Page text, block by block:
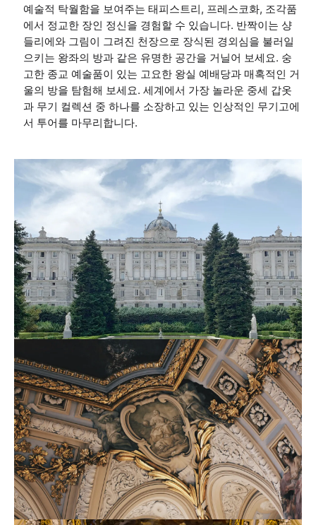
예술적 탁월함을 보여주는 태피스트리, 프레스코화, 조각품
에서 정교한 장인 정신을 경험할 수 있습니다. 반짝이는 샹
들리에와 그림이 그려진 천장으로 장식된 경외심을 불러일
으키는 왕좌의 방과 같은 유명한 공간을 거닐어 보세요. 숭
고한 종교 예술품이 있는 고요한 왕실 예배당과 매혹적인 거
울의 방을 탐험해 보세요. 세계에서 가장 놀라운 중세 갑옷
과 무기 컬렉션 중 하나를 소장하고 있는 인상적인 무기고에
서 투어를 마무리합니다.